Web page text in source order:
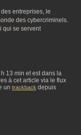
entreprises, le
des cybercriminels.
qui se servent
13 min et est dans la
à cet article via le flux
un trackback depuis